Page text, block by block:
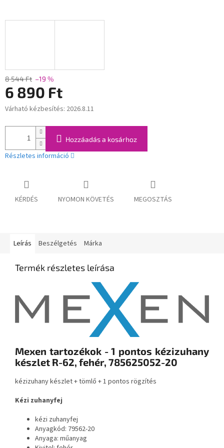
8 544 Ft –19 %
6 890 Ft
Egységár:
Várható kézbesítés: 2026.8.11
Hozzáadás a kosárhoz
Részletes információ
KÉRDÉS NYOMON KÖVETÉS MEGOSZTÁS
Leírás Beszélgetés Márka
Termék részletes leírása
Mexen tartozékok - 1 pontos kézizuhany
készlet R-62, fehér, 785625052-20
kézizuhany készlet + tömlő + 1 pontos rögzítés
Kézi zuhanyfej
kézi zuhanyfej
Anyagkód: 79562-20
Anyaga: műanyag